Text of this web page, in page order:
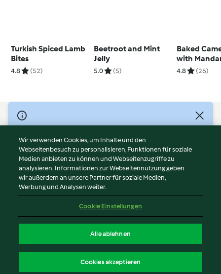
Turkish Spiced Lamb
Bites
4.8 (52)
Beetroot and Mint
Jelly
5.0 (5)
Baked
with
and Herb
4.8 (26)
© Copyright 2026
Nutzungsbedingungen
Datenschutzrichtlinien
Disclaimer
Impressum
Cookies
Abo kündigen
Erklärung zur Barrierefreiheit
Wir verwenden Cookies, um Inhalte und den
Webseitenbesuch zu personalisieren, Funktionen für soziale
Medien anbieten zu können und Webseitenzugriffe zu
analysieren. Informationen zur Webseitennutzung geben
wir außerdem an unsere Partner für soziale Medien,
Werbung und Analysen weiter.
Cookie Einstellungen
Alle ablehnen
Cookies akzeptieren